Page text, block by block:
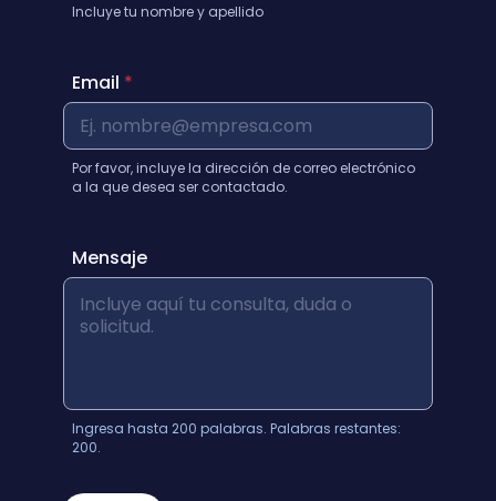
Incluye tu nombre y apellido
N
o
m
b
r
e
m
a
Email *
Por favor, incluye la dirección de correo electrónico
a la que desea ser contactado.
Mensaje
Ingresa hasta 200 palabras. Palabras restantes:
200.